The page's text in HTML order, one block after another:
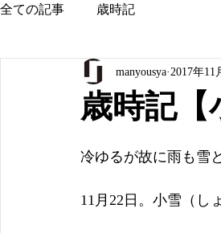
全ての記事 歳時記
歳時記【
manyousya 2017年11
冷ゆるが故に雨も雪
11月22日。小雪（し